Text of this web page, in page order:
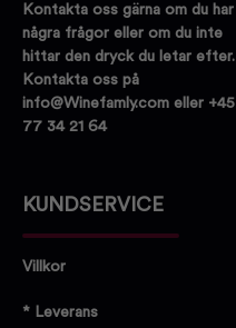
Kontakta oss gärna om du har
några frågor eller om du inte
hittar den dryck du letar efter.
Kontakta oss på
info@Winefamly.com eller +45
77 34 21 64
KUNDSERVICE
Villkor
* Leverans